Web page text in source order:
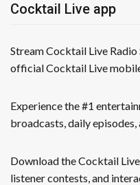
Cocktail Live app
Stream Cocktail Live
official Cocktail Live
Experience the #1
broadcasts, daily
Download the Cocktail
listener contests, and